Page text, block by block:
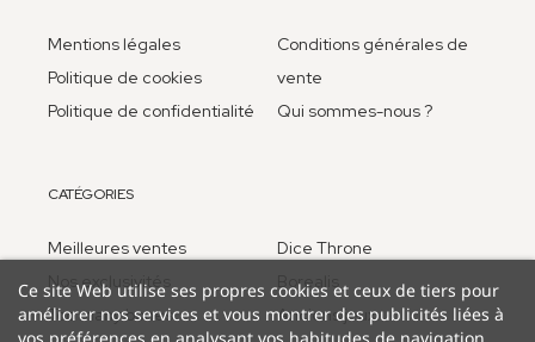
Mentions légales
Politique de cookies
Politique de confidentialité
Conditions générales de
vente
Qui sommes-nous ?
CATÉGORIES
Meilleures ventes
Nos exclusivités
Too many bones
Dice Throne
Borealis
Anciens jeux
Ce site Web utilise ses propres cookies et ceux de tiers pour
améliorer nos services et vous montrer des publicités liées à